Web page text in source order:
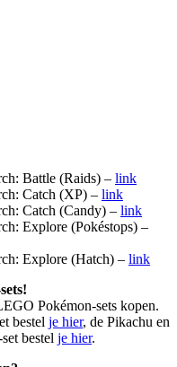
Battle (Raids) – link
Catch (XP) – link
Catch (Candy) – link
Explore (Pokéstops) –
Explore (Hatch) – link
Pokémon-sets kopen.
bestel je hier, de Pikachu en
bestel je hier.